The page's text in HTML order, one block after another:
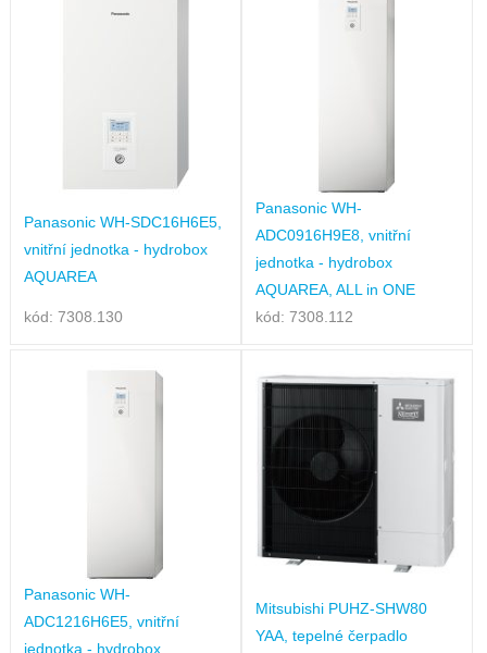
Panasonic WH-SDC16H6E5,
vnitřní jednotka - hydrobox
AQUAREA
kód: 7308.130
Panasonic WH-
ADC0916H9E8, vnitřní
jednotka - hydrobox
AQUAREA, ALL in ONE
kód: 7308.112
Panasonic WH-
ADC1216H6E5, vnitřní
jednotka - hydrobox
Mitsubishi PUHZ-SHW80
YAA, tepelné čerpadlo